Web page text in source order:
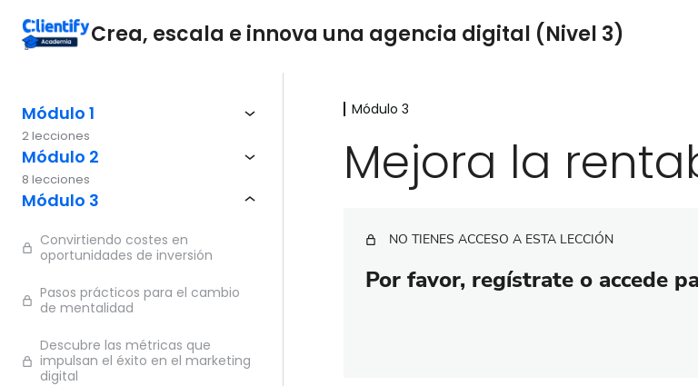
Crea, escala e innova una agencia digital (Nivel 3)
Módulo 1
2 lecciones
Módulo 2
8 lecciones
Módulo 3
Convirtiendo costes en
oportunidades de inversión
Pasos prácticos para el cambio
de mentalidad
Descubre las métricas que
impulsan el éxito en el marketing
digital
Módulo 3
Mejora la
NO TIENES ACCESO A ESTA LECCIÓN
Por favor, regístrate o accede